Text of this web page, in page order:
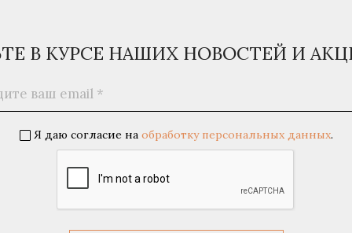
В КУРСЕ НАШИХ НОВОСТЕЙ И
Я даю согласие на обработку персональных данных.